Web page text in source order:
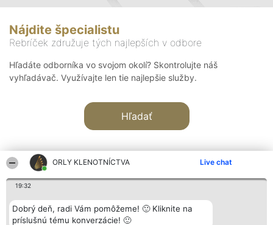
ORLY KLENOTNÍCTVA Live chat
19:32
Dobrý deň, radi Vám pomôžeme! 🙂 Kliknite na
príslušnú tému konverzácie! 🙂
Nájdite špecialistu
Rebríček združuje tých najlepších v odbore
Hľadáte odborníka vo svojom okolí? Skontrolujte náš
vyhľadávač. Využívajte len tie najlepšie služby.
Hľadať
Organizátor hodnotenia
Bright Side Solutions sp. z o.
o. sp. k.
Hodnotenie
Laureáti
Lista
Kontakt
Kontakt